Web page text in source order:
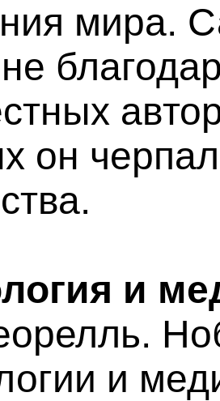
мира.
он
и
и